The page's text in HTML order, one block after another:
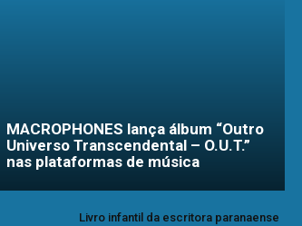
MACROPHONES lança álbum “Outro
Universo Transcendental – O.U.T.”
nas plataformas de música
Livro infantil da escritora paranaense